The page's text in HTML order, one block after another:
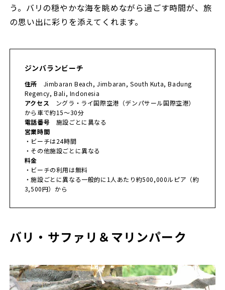
う。バリの穏やかな海を眺めながら過ごす時間が、旅
の思い出に彩りを添えてくれます。
ジンバランビーチ
住所 Jimbaran Beach, Jimbaran, South Kuta, Badung
Regency, Bali, Indonesia
アクセス ングラ・ライ国際空港（デンパサール国際空港）
から車で約15～30分
電話番号 施設ごとに異なる
営業時間
・ビーチは24時間
・その他施設ごとに異なる
料金
・ビーチの利用は無料
・施設ごとに異なる一般的に1人あたり約500,000ルピア（約
3,500円）から
バリ・サファリ＆マリンパーク